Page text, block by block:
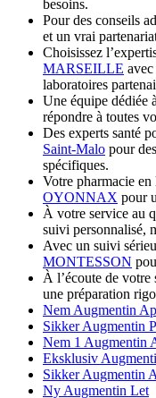
besoins.
Pour des conseils
et un vrai
Choisissez
MARSEILLE
laboratoires
Une équipe dédiée
répondre à toutes
Des experts santé
Saint-Malo pour
spécifiques.
Votre pharmacie
OYONNAX pour
À votre service au
suivi personnalisé,
Avec un suivi
MONTESSON
À l’écoute de votre
une préparation
Nem Augmentin
Sikker Augmentin
Nem 1 Augmentin
Eksklusiv
Sikker Augmentin
Ny Augmentin Let